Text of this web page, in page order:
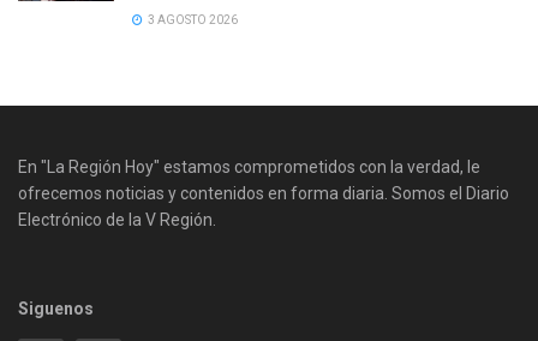
3 AGOSTO 2026
En "La Región Hoy" estamos comprometidos con la verdad, le
ofrecemos noticias y contenidos en forma diaria. Somos el Diario
Electrónico de la V Región.
Siguenos